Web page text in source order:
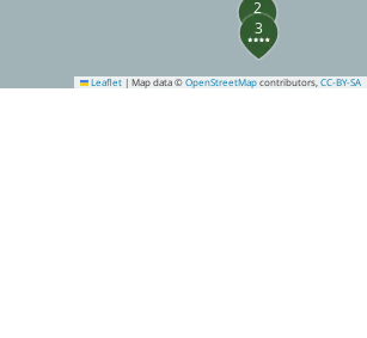
2
3
Leaflet | Map data © OpenStreetMap contributors, CC-BY-SA